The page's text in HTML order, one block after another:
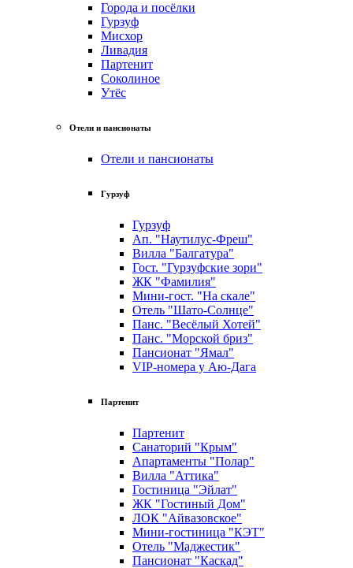
Города и посёлки
Гурзуф
Мисхор
Ливадия
Партенит
Соколиное
Утёс
Отели и пансионаты
Отели и пансионаты
Гурзуф
Гурзуф
Ап. "Наутилус-Фреш"
Вилла "Балгатура"
Гост. "Гурзуфские зори"
ЖК "Фамилия"
Мини-гост. "На скале"
Отель "Шато-Солнце"
Панс. "Весёлый Хотей"
Панс. "Морской бриз"
Пансионат "Ямал"
VIP-номера у Аю-Дага
Партенит
Партенит
Санаторий "Крым"
Апартаменты "Полар"
Вилла "Аттика"
Гостиница "Эйлат"
ЖК "Гостиный Дом"
ЛОК "Айвазовское"
Мини-гостиница "КЭТ"
Отель "Маджестик"
Пансионат "Каскад"